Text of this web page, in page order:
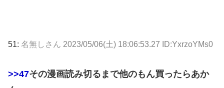
51: 名無しさん 2023/05/06(土) 18:06:53.27 ID:YxrzoYMs0
>>47その漫画読み切るまで他のもん買ったらあか